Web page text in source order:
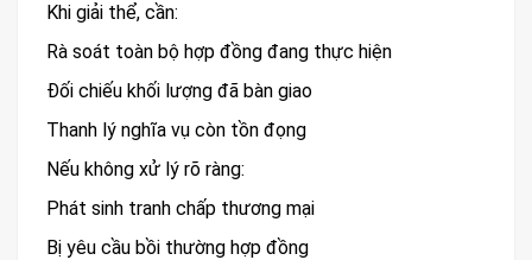
Khi giải thể, cần:
Rà soát toàn bộ hợp đồng đang thực hiện
Đối chiếu khối lượng đã bàn giao
Thanh lý nghĩa vụ còn tồn đọng
Nếu không xử lý rõ ràng:
Phát sinh tranh chấp thương mại
Bị yêu cầu bồi thường hợp đồng